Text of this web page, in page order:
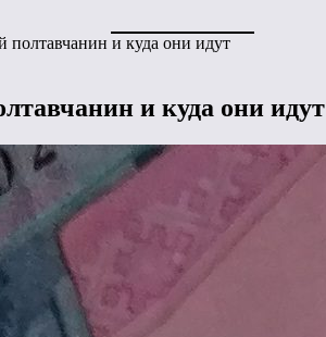
полтавчанин и куда они идут
и куда они идут